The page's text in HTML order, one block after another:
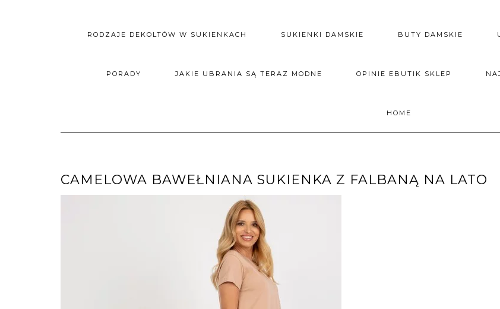
RODZAJE DEKOLTÓW W SUKIENKACH SUKIENKI DAMSKIE BUTY DAMSKIE
PORADY JAKIE UBRANIA SĄ TERAZ MODNE OPINIE EBUTIK SKLEP
HOME
CAMELOWA BAWEŁNIANA SUKIENKA Z FALBANĄ NA LATO